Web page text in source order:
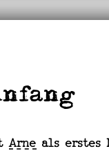
Arne als erstes